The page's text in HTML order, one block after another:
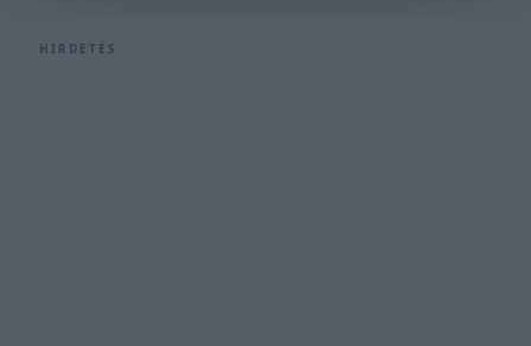
HIRDETÉS